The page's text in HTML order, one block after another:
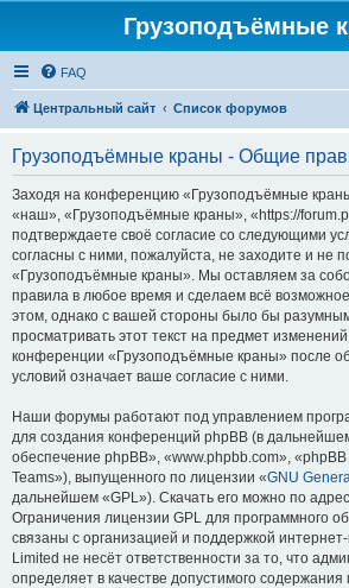
Грузоподъёмные
FAQ
Центральный сайт Список форумов
Грузоподъёмные краны - Общие
Заходя на конференцию «Грузоподъёмные
«наш», «Грузоподъёмные краны», «https://
подтверждаете своё согласие со следующими
согласны с ними, пожалуйста, не заходите и не
«Грузоподъёмные краны». Мы оставляем за
правила в любое время и сделаем всё
этом, однако с вашей стороны было бы
просматривать этот текст на предмет
конференции «Грузоподъёмные краны» после
условий означает ваше согласие с ними.
Наши форумы работают под управлением
для создания конференций phpBB (в
обеспечение phpBB», «www.phpbb.com»,
Teams»), выпущенного по лицензии «GNU
дальнейшем «GPL»). Скачать его можно по
Ограничения лицензии GPL для программного
связаны с организацией и поддержкой
Limited не несёт ответственности за то, что
определяет в качестве допустимого